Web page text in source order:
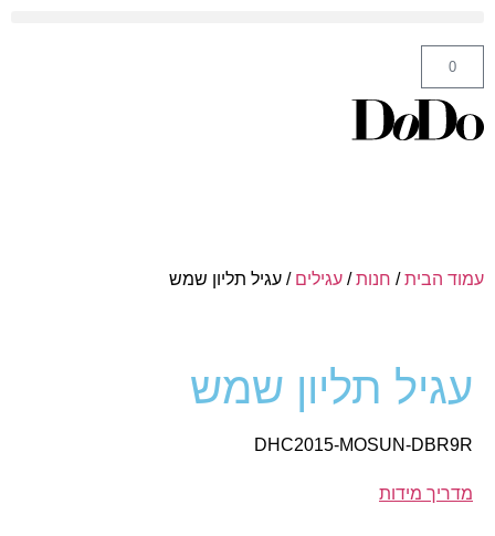
0
עמוד הבית/ חנות/ עגילים / עגיל תליון שמש
עגיל תליון שמש
DHC2015-MOSUN-DBR9R
מדריך מידות